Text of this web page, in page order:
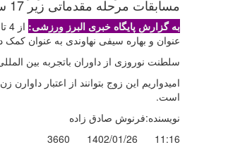
مسابقات مرحله مقدماتی زیر 17 سال دختران آسیا خبر داد.
به گزارش پایگاه خبری البرز ورزشی:
عنوان و بهاره سیفی نهاوندی به عنوان
سلطنت نوروزی از داوران باتجربه بین
امیدواریم این زوج بتوانند از اعتبار داوارن زن ایرانی
است.
نویسنده:فرنوش صادق زاده
11:16
1402/01/26
3660